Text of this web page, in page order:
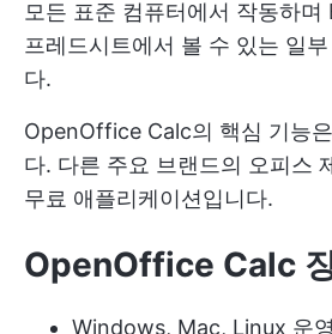
모든 표준 컴퓨터에서 작동하
프레드시트에서 볼 수 있는 일
다.
OpenOffice Calc의 핵심 기능
다. 다른 주요 브랜드의 오피스
무료 애플리케이션입니다.
OpenOffice Calc
Windows, Mac, Linux 운